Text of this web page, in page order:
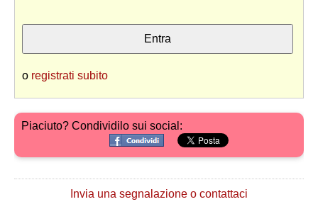
o registrati subito
Piaciuto? Condividilo sui social:
Invia una segnalazione o contattaci